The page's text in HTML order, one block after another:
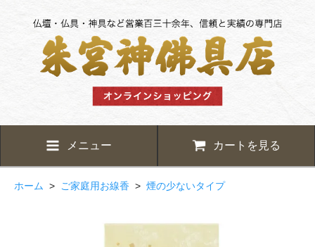
メニュー カートを見る
ホーム > ご家庭用お線香 > 煙の少ないタイプ